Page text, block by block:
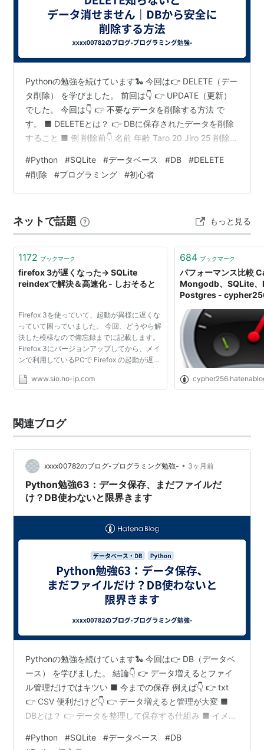
アトミック、コミット、ロールバックをサポート
し、データの完全性を保護
データベース・ファイルの構成はバイトオーダーに
依存しないため、ファイルコピーでマシンも移動可
データベース・ファイルが2テラバイトまで使用可能
省メモリ消費：C code にして 25000行未満
多くのオペレーションで PostgreSQL や MySQL の
２倍速い
非常にシンプルな C/C++ 用インターフェース（３つ
の関数と、１つのopaque型構造体だけ）
単純な、よくコメントされたソース・コード
おおよそ100%のコードをカバーする自動テストスィ
ート
すべてを内包しており、外部依存性はありません
LinuxとWindowsで構築・テストしました
ソースはパブリックドメイン。任意の目的に使用で
きます
Pythonの勉強を続けています🐍 今回は👉 DELETE（デー
タ削除） を学びました。 前回は👇 👉 UPDATE（更新）
でした。 今回は👇 👉 不要なデータを削除する方法 で
す。 ■ DELETEとは？ 👉 DBに保存されたデータを削除
すること ■ 例 削除前👇 名前 年齢 Taro 20 Jiro 25 削除後
sqlite3conn = sqlite3.connect("sample.db")cursor =
conn.cursor() ■ DELETE文 cursor.execute( "DELE…
#Python #SQLite #データベース #DB #DELETE
#削除 #プログラミング #初心者
ネットで話題 もっと見る
1172 ブックマーク
firefox 3が遅くなった→ SQLite
reindexで解決＆高速化 - しおそると
Firefox 3を使っていて、起動が異様に遅くな
っていて困っていました。 今回、どうやら解
決した模様なので備忘録までに記載します。
Firefox 3にバージョンアップしてから、メイ
ンで利用しているPCで Firefox の起動が遅く
て仕方がない、ipv6検索を無効にするとか試
してみたけどもかわず、という状態でした。
www.sio.no-ip.com
684 ブックマーク
パフォーマンス比較
Mongodb、SQLite、
Postgres -
関連ブログ
xxxx00782のブログ-プログラミング勉強- • 3ヶ月前
Python勉強63：データ保存、まだファイルだ
け？DB使わないと限界きます
Pythonの勉強を続けています🐍 今回は👉 DB（データベ
ース） を学びました。 結論👇 👉 データ増えるとファイ
ル管理だけではキツい ■ 今までの保存 例えば👇 👉 txt
👉 CSV 便利だけど👇 👉 データ増えると管理が大変 ■
DBとは？ 👉 データを整理して保存する仕組み ■ イメー
Pythonで使いやすいDB 👉 SQLite 👉 軽い👉 すぐ使え
#Python #SQLite #データベース #DB